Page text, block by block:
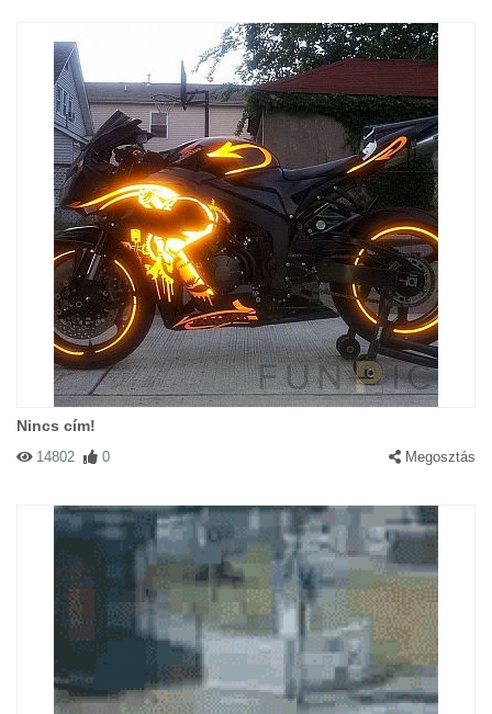
Nincs cím!
14802 0 Megosztás